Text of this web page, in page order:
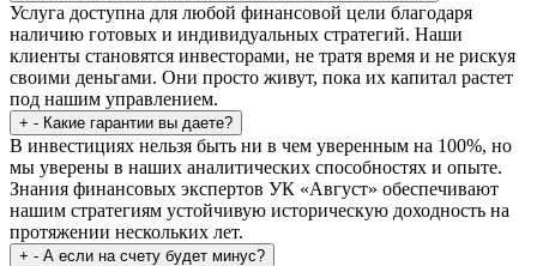
Услуга доступна для любой финансовой цели благодаря
наличию готовых и индивидуальных стратегий. Наши
клиенты становятся инвесторами, не тратя время и не рискуя
своими деньгами. Они просто живут, пока их капитал растет
под нашим управлением.
+ - Какие гарантии вы даете?
В инвестициях нельзя быть ни в чем уверенным на 100%, но
мы уверены в наших аналитических способностях и опыте.
Знания финансовых экспертов УК «Август» обеспечивают
нашим стратегиям устойчивую историческую доходность на
протяжении нескольких лет.
+ - А если на счету будет минус?